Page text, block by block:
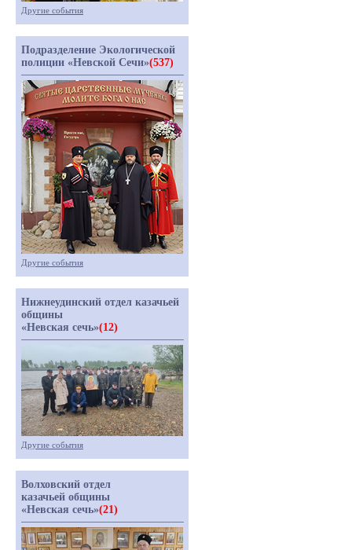
Другие события
Подразделение Экологической
полиции «Невской Сечи»(537)
Другие события
Нижнеудинский отдел казачьей
общины
«Невская сечь»(12)
Другие события
Волховский отдел
казачьей общины
«Невская сечь»(21)